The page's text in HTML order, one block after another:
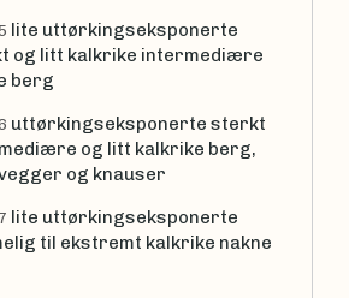
lite uttørkingseksponerte
og litt kalkrike intermediære
berg
uttørkingseksponerte sterkt
og litt kalkrike berg,
og knauser
lite uttørkingseksponerte
til ekstremt kalkrike nakne